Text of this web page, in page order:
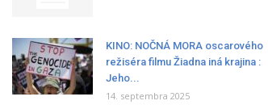
KINO: NOČNÁ MORA oscarového
režiséra filmu Žiadna iná krajina :
Jeho...
14. septembra 2025